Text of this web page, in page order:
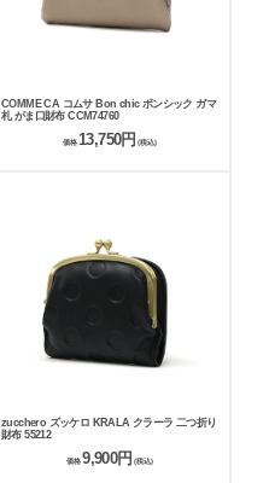
COMME CA コムサ Bon chic ボンシック ガマ
札 がま口財布 CCM74760
価格13,750円 (税込)
zucchero ズッケロ KRALA クラーラ 二つ折り
財布 55212
価格9,900円 (税込)